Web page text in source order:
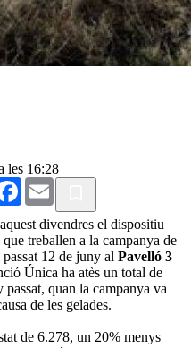
les 16:28
Facebook
Email
divendres el dispositiu
que treballen a la campanya de
12 de juny al Pavelló 3
Única ha atès un total de
quan la campanya va
de les gelades.
de 6.278, un 20% menys